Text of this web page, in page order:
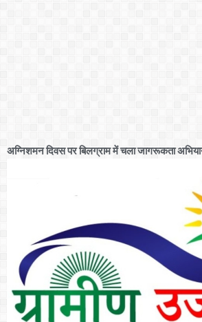
अग्निशमन दिवस पर बिलग्राम में चला जागरूकता